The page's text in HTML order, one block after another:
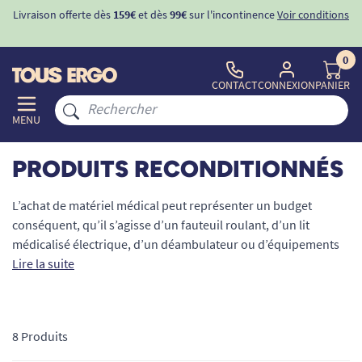
Livraison offerte dès 159€et dès99€sur l'incontinenceVoir conditions
MENU
CONTACTCONNEXION
0
PANIER
PRODUITS RECONDITIONNÉS
L’achat de matériel médical peut représenter un budget
conséquent, qu’il s’agisse d’un fauteuil roulant, d’un lit
médicalisé électrique, d’un déambulateur ou d’équipements
de confort et de sécurité. Pourtant, ces solutions sont
Lire la suite
8 Produits